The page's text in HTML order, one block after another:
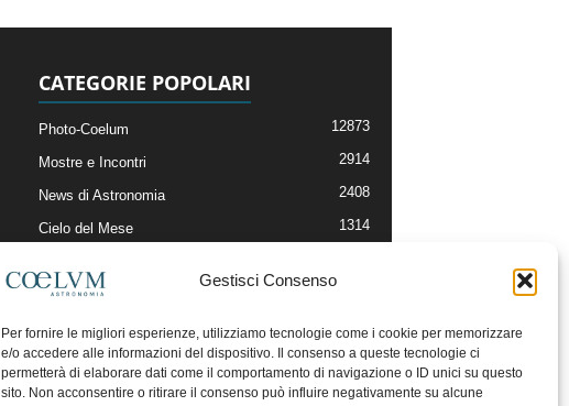
Gestisci Consenso
Per fornire le migliori esperienze, utilizziamo tecnologie come i cookie per memorizzare
e/o accedere alle informazioni del dispositivo. Il consenso a queste tecnologie ci
permetterà di elaborare dati come il comportamento di navigazione o ID unici su questo
sito. Non acconsentire o ritirare il consenso può influire negativamente su alcune
CATEGORIE POPOLARI
Photo-Coelum 12873
Mostre e Incontri 2914
News di Astronomia 2408
Cielo del Mese 1314
Articoli e Risorse On-Line
Il Blog della Redazione